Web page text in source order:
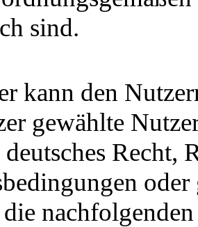
sind.
kann den
gewählte
deutsches Recht,